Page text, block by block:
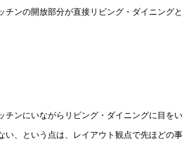
チンの開放部分が直接リビング・ダイニングと
チンにいながらリビング・ダイニングに目をい
い、という点は、レイアウト観点で先ほどの事